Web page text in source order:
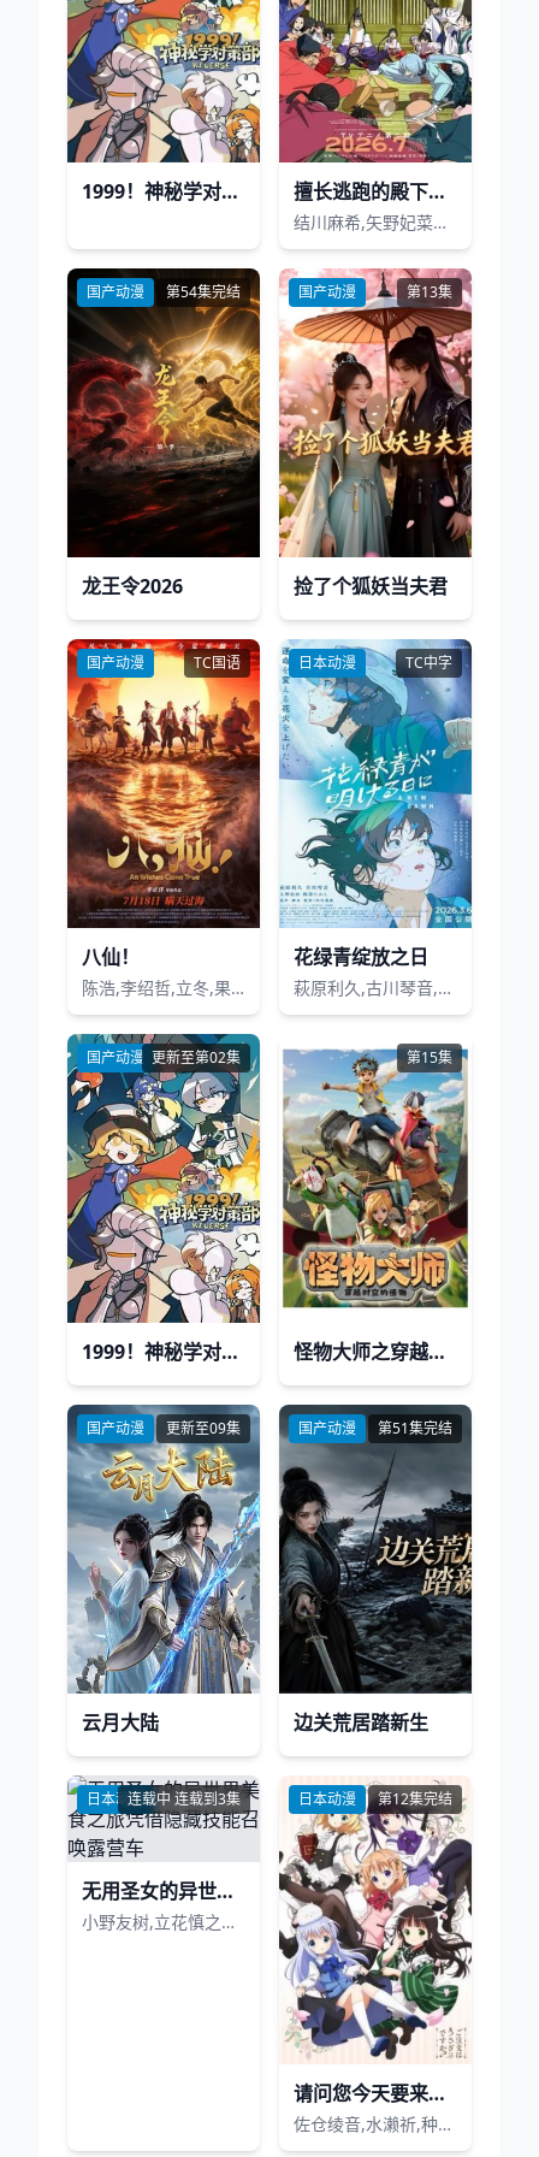
1999！神秘学对策部(中配版) 擅长逃跑的殿下第2季
结川麻希,矢野妃菜喜,日野麻里,铃代纱弓,悠木碧,户谷菊之介,中村悠一,小西克幸
国产动漫 第54集完结
龙王令2026
国产动漫 第13集
捡了个狐妖当夫君
国产动漫 TC国语
八仙！
陈浩,李绍哲,立冬,果子哥哥,董天弋,喻鹏力,黄豫硕,张运气,邓先森,曹知善,囧森瑟夫,零柒,韩雨泽,张天宇,张稷,良生
日本动漫 TC中字
花绿青绽放之日
萩原利久,古川琴音,入野自由,冈部敬史
国产动漫 更新至第02集
1999！神秘学对策部国语版
第15集
​怪物大师之穿越时空的怪物​
国产动漫 更新至09集
云月大陆
国产动漫 第51集完结
边关荒居踏新生
日本动漫连载中 连载到3集
无用圣女的异世界美食之旅凭借隐藏技能召唤露营车
小野友树,立花慎之介,千叶翔也,德井青,诸星堇
日本动漫 第12集完结
请问您今天要来点兔子吗
佐仓绫音,水濑祈,种田梨沙,佐藤聪美,内田真礼,德井青空,村川梨衣,早见沙织,清川元梦,速水奖